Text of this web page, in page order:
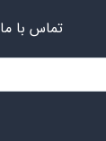
تماس با ما